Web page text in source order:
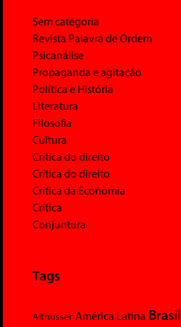
Sem categoria
Revista Palavra de Ordem
Psicanálise
Propaganda e agitação
Política e História
Literatura
Filosofia
Cultura
Crítica do direito
Crítica do direito
Crítica da Economia
Crítica
Conjuntura
Tags
Althusser América Latina Brasil